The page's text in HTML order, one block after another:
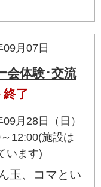
月07日
会体験･交流
了
月28日（日）
12:00(施設は
います)
玉、コマとい